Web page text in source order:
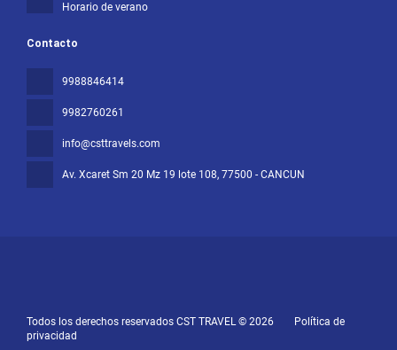
Contacto
9988846414
9982760261
info@csttravels.com
Av. Xcaret Sm 20 Mz 19 lote 108, 77500 - CANCUN
Horario de verano
Todos los derechos reservados CST TRAVEL © 2026
Política de
privacidad